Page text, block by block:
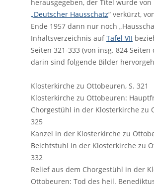
herausgegeben, der Titel wurde von
„Deutscher Hausschatz“ verkürzt,
Ende 1957 dann nur noch
Inhaltsverzeichnis aufTafel VII
Seiten 321-333 (von insg. 824 Seiten
darin sind folgende Bilder
Klosterkirche zu Ottobeuren, S. 321
Klosterkirche zu Ottobeuren:
Chorgestühl in der Klosterkirche zu
325
Kanzel in der Klosterkirche zu
Beichtstuhl in der Klosterkirche zu
332
Relief aus dem Chorgestühl in der
Ottobeuren: Tod des heil.